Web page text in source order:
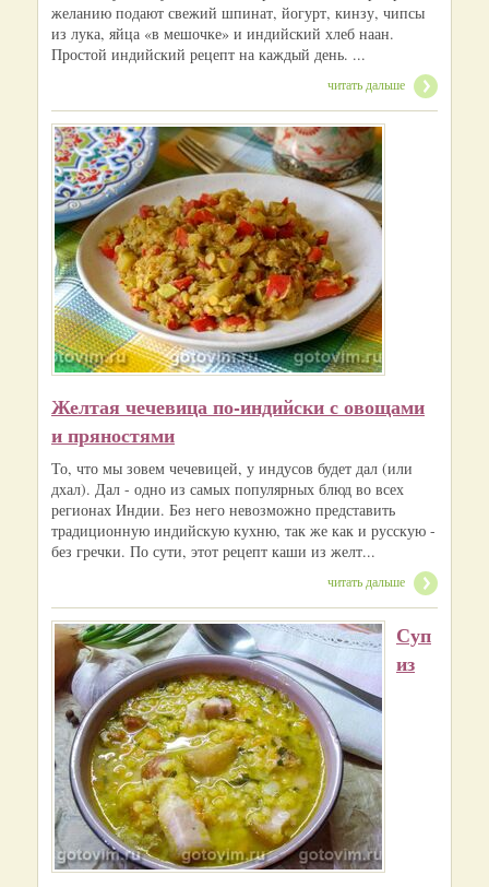
желанию подают свежий шпинат, йогурт, кинзу, чипсы
из лука, яйца «в мешочке» и индийский хлеб наан.
Простой индийский рецепт на каждый день. ...
читать дальше
Желтая чечевица по-индийски с овощами
и пряностями
То, что мы зовем чечевицей, у индусов будет дал (или
дхал). Дал - одно из самых популярных блюд во всех
регионах Индии. Без него невозможно представить
традиционную индийскую кухню, так же как и русскую -
без гречки. По сути, этот рецепт каши из желт...
читать дальше
Суп
из